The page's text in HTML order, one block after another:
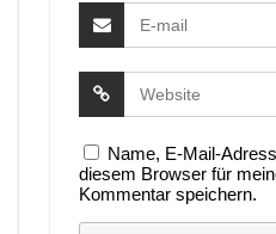
Name, E-Mail-
diesem Browser für
Kommentar speichern.